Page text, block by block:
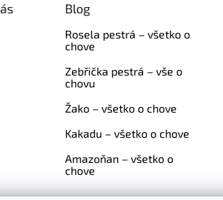
Blog
Rosela pestrá – všetko o
chove
Zebřička pestrá – vše o
chovu
Žako – všetko o chove
Kakadu – všetko o chove
Amazoňan – všetko o
chove